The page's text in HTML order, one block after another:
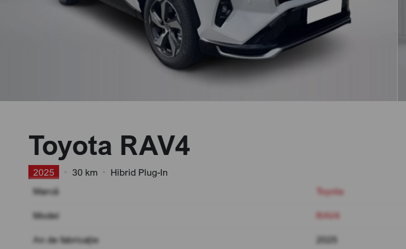
Toyota RAV4
2025 30 km
Hibrid Plug-In
Marcă
Toyota
Model RAV4
An de fabricație 2025